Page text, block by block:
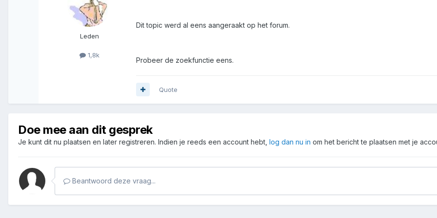
Leden
1,8k
Dit topic werd al eens aangeraakt op het forum.
Probeer de zoekfunctie eens.
Quote
Doe mee aan dit gesprek
Je kunt dit nu plaatsen en later registreren. Indien je reeds een account hebt, log dan nu in om het bericht te plaatsen met je
Beantwoord deze vraag...